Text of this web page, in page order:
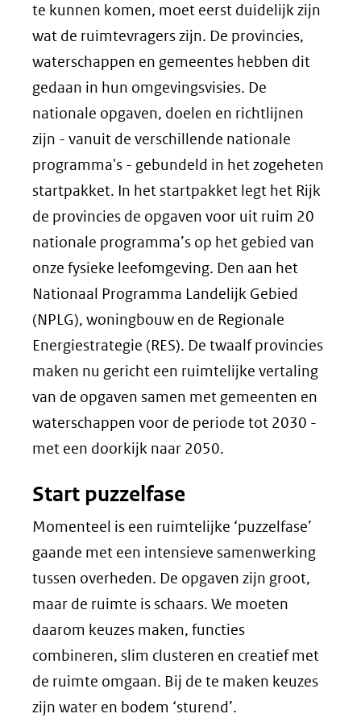
te kunnen komen, moet eerst duidelijk zijn
wat de ruimtevragers zijn. De provincies,
waterschappen en gemeentes hebben dit
gedaan in hun omgevingsvisies. De
nationale opgaven, doelen en richtlijnen
zijn - vanuit de verschillende nationale
programma's - gebundeld in het zogeheten
startpakket. In het startpakket legt het Rijk
de provincies de opgaven voor uit ruim 20
nationale programma’s op het gebied van
onze fysieke leefomgeving. Den aan het
Nationaal Programma Landelijk Gebied
(NPLG), woningbouw en de Regionale
Energiestrategie (RES). De twaalf provincies
maken nu gericht een ruimtelijke vertaling
van de opgaven samen met gemeenten en
waterschappen voor de periode tot 2030 -
met een doorkijk naar 2050.
Start puzzelfase
Momenteel is een ruimtelijke ‘puzzelfase’
gaande met een intensieve samenwerking
tussen overheden. De opgaven zijn groot,
maar de ruimte is schaars. We moeten
daarom keuzes maken, functies
combineren, slim clusteren en creatief met
de ruimte omgaan. Bij de te maken keuzes
zijn water en bodem ‘sturend’.